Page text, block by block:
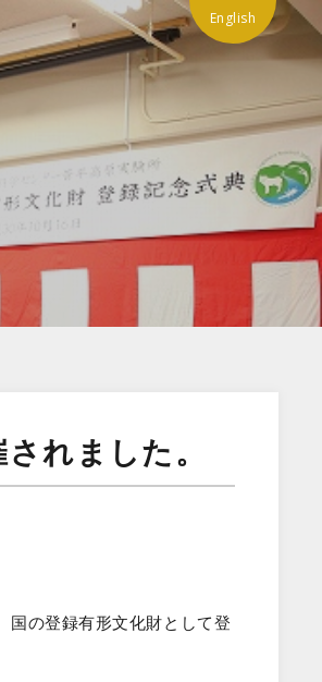
English
れました。
の登録有形文化財として登